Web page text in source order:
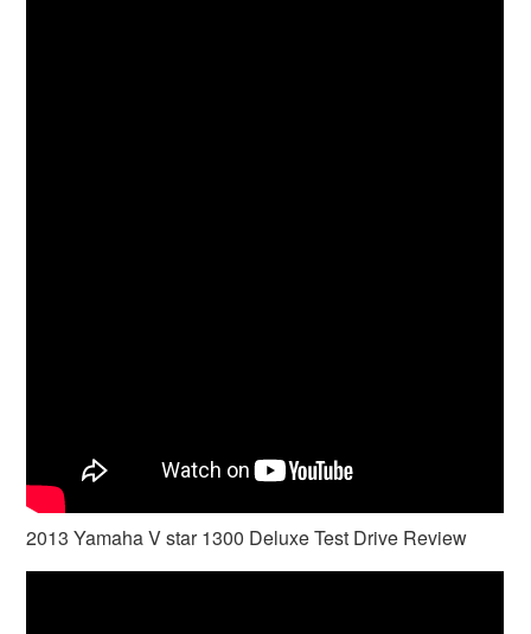
2013 Yamaha V star 1300 Deluxe Test Drive Review